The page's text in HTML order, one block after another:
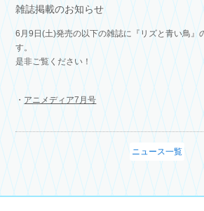
雑誌掲載のお知らせ
6月9日(土)発売の以下の雑誌に『リズと青い鳥』
す。
是非ご覧ください！
・アニメディア7月号
ニュース一覧